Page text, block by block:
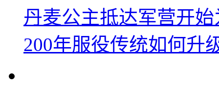
丹麦公主抵达军营开
200年服役传统如何升